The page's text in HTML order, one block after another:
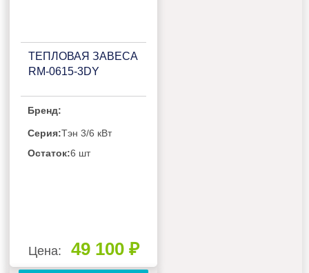
ТЕПЛОВАЯ ЗАВЕСА
RM-0615-3DY
Бренд:
Серия:Тэн 3/6 кВт
Остаток:6 шт
Цена: 49 100 ₽